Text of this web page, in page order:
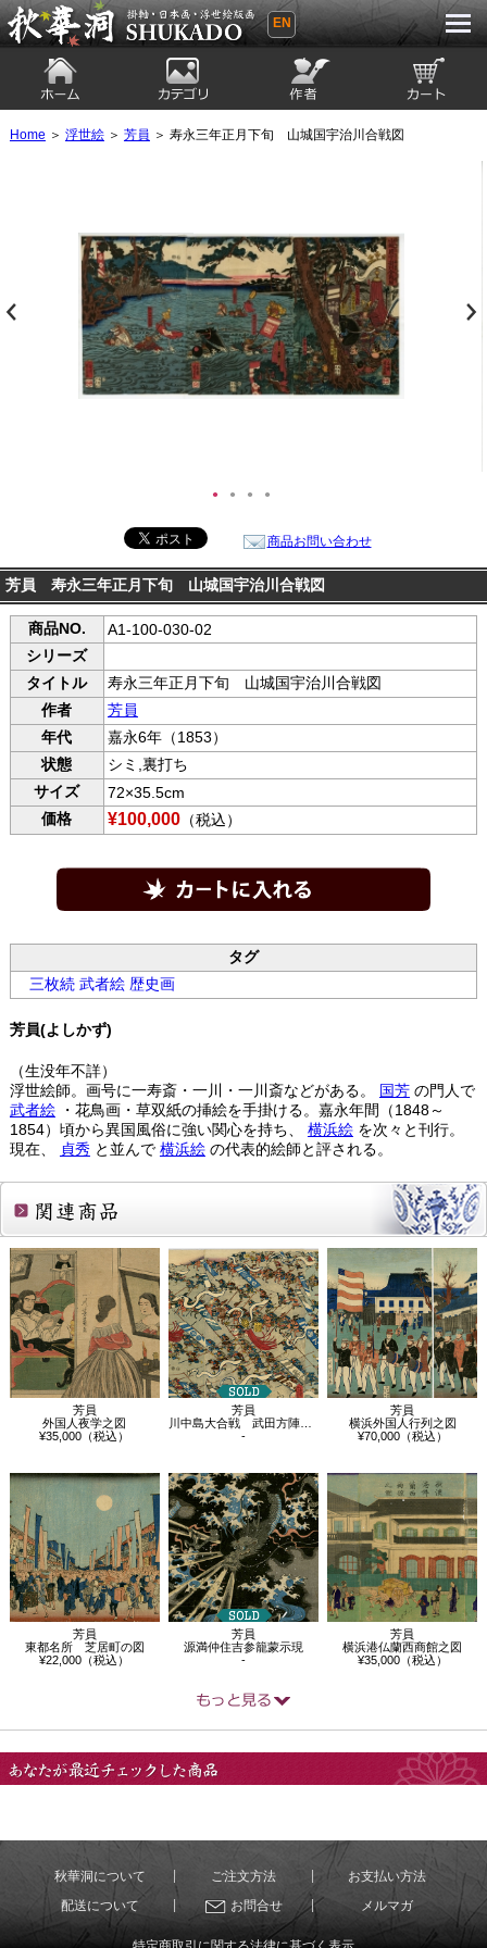
秋華洞 SHUKADO 掛軸・日本画・浮世
EN
Home ＞ 浮世絵＞ 芳員 ＞ 寿永三年正月下旬 山城国宇治川合戦図
● ● ● ●
商品お問い合わせ
芳員 寿永三年正月下旬 山城国宇治川合戦図
商品NO.
A1-100-030-02
シリーズ
タイトル
寿永三年正月下旬 山城国宇治川合戦図
作者
芳員
年代
嘉永6年（1853）
状態
シミ,裏打ち
サイズ
72×35.5cm
価格
¥100,000（税込）
タグ
三枚続 武者絵 歴史画
芳員(よしかず)
（生没年不詳）
浮世絵師。画号に一寿斎・一川・一川斎などがある。 国芳の門人で
武者絵・花鳥画・草双紙の挿絵を手掛ける。嘉永年間（1848～
1854）頃から異国風俗に強い関心を持ち、 横浜絵を次々と刊行。
現在、
貞秀 と並んで 横浜絵の代表的絵師と評される。
関連商品
芳員
外国人夜学之図
¥35,000（税込）
芳員
川中島大合戦 武田方陣押之圖
-
芳員
横浜外国人行列之図
¥70,000（税込）
芳員
東都名所 芝居町の図
¥22,000（税込）
芳員
源満仲住吉参籠蒙示現
-
芳員
横浜港仏蘭西商館之図
¥35,000（税込）
秋華洞について ご注文方法
お支払い方法
配送について
お問合せ メルマガ